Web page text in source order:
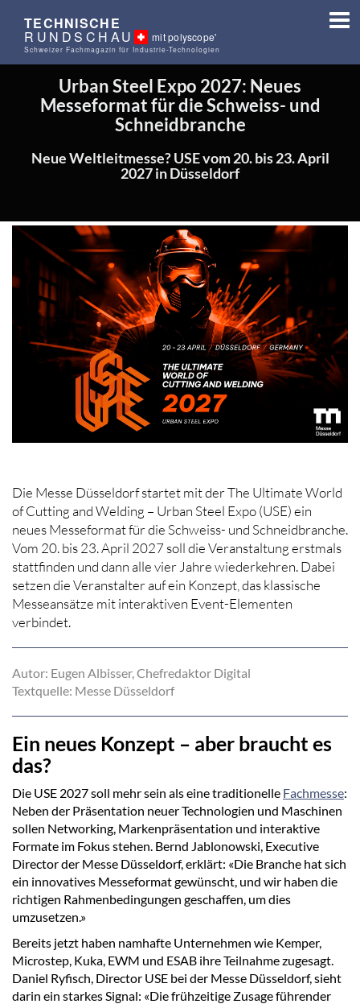
TECHNISCHE
RUNDSCHAU mit polyscope'
Schweizer Fachmagazin für Industrie-Technologien
Urban Steel Expo 2027: Neues
Messeformat für die Schweiss- und
Schneidbranche
Neue Weltleitmesse? USE vom 20. bis 23. April
2027 in Düsseldorf
Die Messe Düsseldorf startet mit der The Ultimate World
of Cutting and Welding – Urban Steel Expo (USE) ein
neues Messeformat für die Schweiss- und Schneidbranche.
Vom 20. bis 23. April 2027 soll die Veranstaltung erstmals
stattfinden und dann alle vier Jahre wiederkehren. Dabei
setzen die Veranstalter auf ein Konzept, das klassische
Messeansätze mit interaktiven Event-Elementen
verbindet.
Autor: Eugen Albisser, Chefredaktor Digital
Textquelle: Messe Düsseldorf
Ein neues Konzept – aber braucht es
das?
Die USE 2027 soll mehr sein als eine traditionelle Fachmesse:
Neben der Präsentation neuer Technologien und Maschinen
sollen Networking, Markenpräsentation und interaktive
Formate im Fokus stehen. Bernd Jablonowski, Executive
Director der Messe Düsseldorf, erklärt: «Die Branche hat sich
ein innovatives Messeformat gewünscht, und wir haben die
richtigen Rahmenbedingungen geschaffen, um dies
umzusetzen.»
Bereits jetzt haben namhafte Unternehmen wie Kemper,
Microstep, Kuka, EWM und ESAB ihre Teilnahme zugesagt.
Daniel Ryfisch, Director USE bei der Messe Düsseldorf, sieht
darin ein starkes Signal: «Die frühzeitige Zusage führender